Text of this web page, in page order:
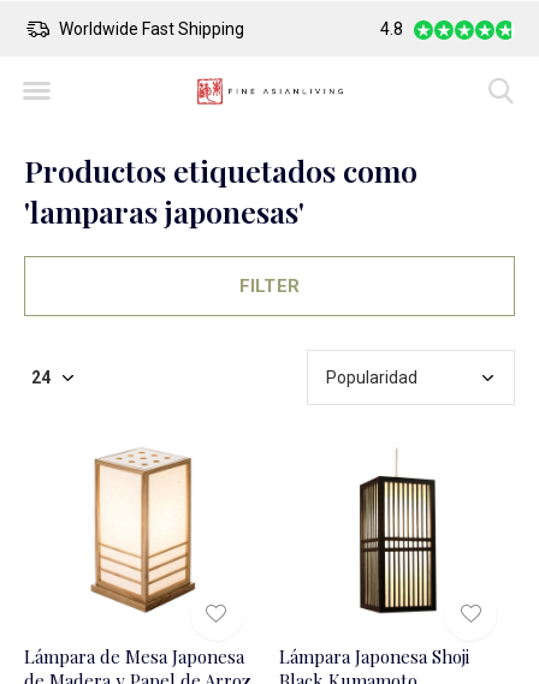
Worldwide Fast Shipping Safe Payment
4.8
Productos etiquetados como
'lamparas japonesas'
FILTER
Lámpara de Mesa Japonesa
Lámpara Japonesa Shoji